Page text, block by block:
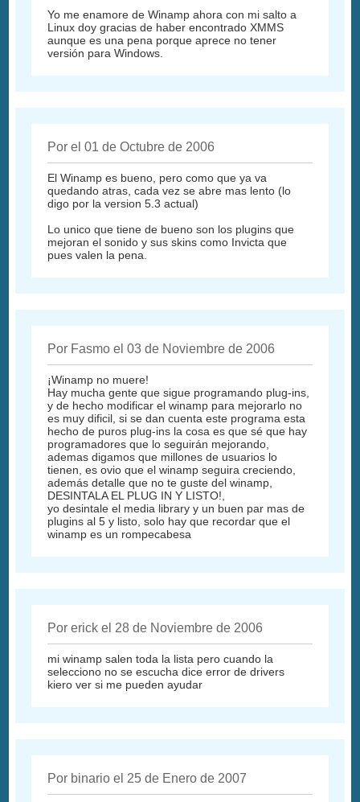
Yo me enamore de Winamp ahora con mi salto a
Linux doy gracias de haber encontrado XMMS
aunque es una pena porque aprece no tener
versión para Windows.
Por el 01 de Octubre de 2006
El Winamp es bueno, pero como que ya va
quedando atras, cada vez se abre mas lento (lo
digo por la version 5.3 actual)
Lo unico que tiene de bueno son los plugins que
mejoran el sonido y sus skins como Invicta que
pues valen la pena.
Por Fasmo el 03 de Noviembre de 2006
¡Winamp no muere!
Hay mucha gente que sigue programando plug-ins,
y de hecho modificar el winamp para mejorarlo no
es muy dificil, si se dan cuenta este programa esta
hecho de puros plug-ins la cosa es que sé que hay
programadores que lo seguirán mejorando,
ademas digamos que millones de usuarios lo
tienen, es ovio que el winamp seguira creciendo,
además detalle que no te guste del winamp,
DESINTALA EL PLUG IN Y LISTO!,
yo desintale el media library y un buen par mas de
plugins al 5 y listo, solo hay que recordar que el
winamp es un rompecabesa
Por erick el 28 de Noviembre de 2006
mi winamp salen toda la lista pero cuando la
selecciono no se escucha dice error de drivers
kiero ver si me pueden ayudar
Por binario el 25 de Enero de 2007